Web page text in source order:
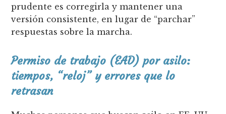
prudente es corregirla y mantener una
versión consistente, en lugar de “parchar”
respuestas sobre la marcha.
Permiso de trabajo (EAD) por asilo:
tiempos, “reloj” y errores que lo
retrasan